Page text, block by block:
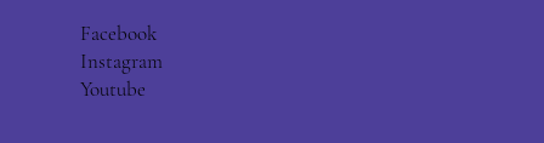
Facebook
Instagram
Youtube